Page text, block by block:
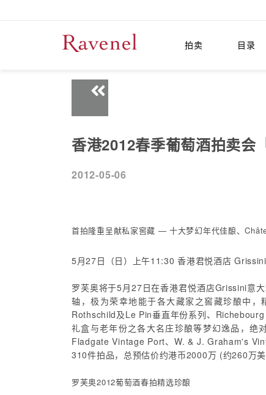
拍卖 目录
香港2012春季葡萄酒拍卖会
2012-05-06
首拍隆重呈献私家窖藏 — 十大梦幻年代佳酿、
5月27日（日）上午11:30 香港君悦酒店
罗芙奥将于5月27日在香港君悦酒店Grissini意
轴，极为荣幸地能于各大藏家之窖藏珍酿中
Rothschild及Le Pin垂直年份系列、
礼盒与老年份之各大名庄珍酿等梦幻逸品，
Fladgate Vintage Port、W. & J. Graham's
310件拍品，总预估价约港币2000万 (约260万美
罗芙奥2012葡萄酒春拍精选珍酿